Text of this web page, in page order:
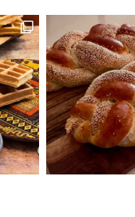
שוקולד: ק
לפעמים כל מילה מיותרת